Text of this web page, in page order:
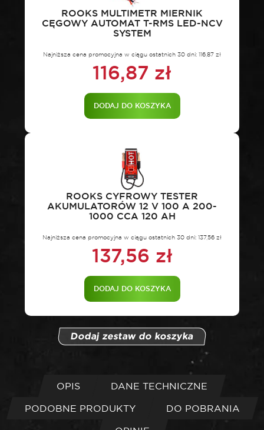
ROOKS MULTIMETR MIERNIK
CĘGOWY AUTOMAT T-RMS LED-NCV
SYSTEM
Najniższa cena promocyjna w ciągu ostatnich 30 dni: 116,87 zł
116,87 zł
DODAJ DO KOSZYKA
ROOKS CYFROWY TESTER
AKUMULATORÓW 12 V 100 A 200-
1000 CCA 120 AH
Najniższa cena promocyjna w ciągu ostatnich 30 dni: 137,56 zł
137,56 zł
DODAJ DO KOSZYKA
Dodaj zestaw do koszyka
OPIS
DANE TECHNICZNE
PODOBNE PRODUKTY
DO POBRANIA